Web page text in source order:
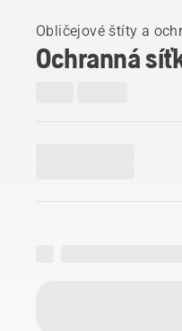
Obličejové štíty a
Ochranná